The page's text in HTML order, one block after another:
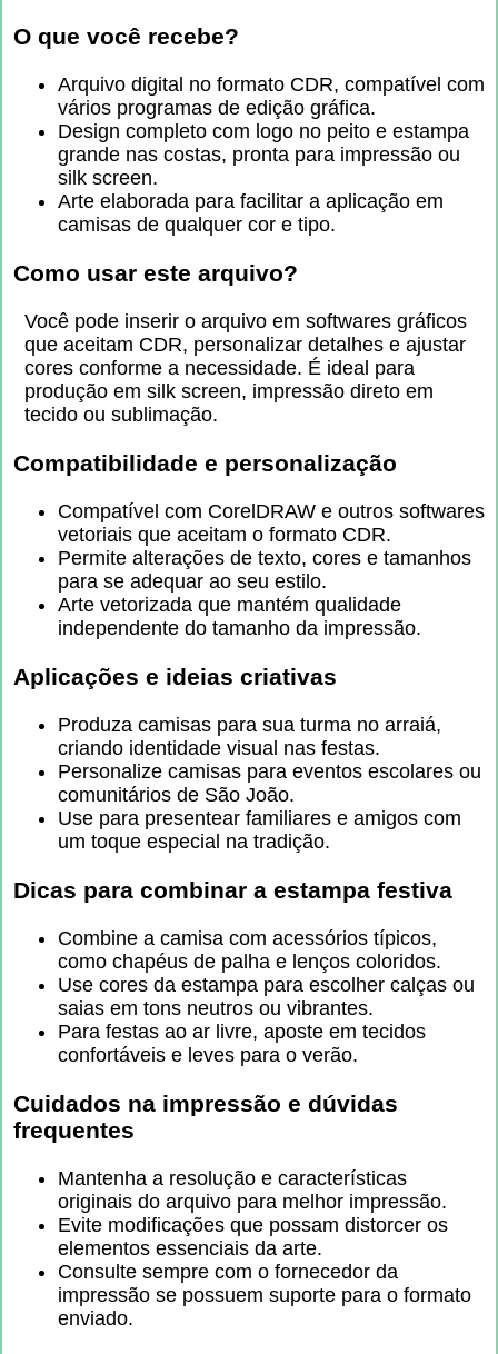
O que você recebe?
Arquivo digital no formato CDR, compatível com
vários programas de edição gráfica.
Design completo com logo no peito e estampa
grande nas costas, pronta para impressão ou
silk screen.
Arte elaborada para facilitar a aplicação em
camisas de qualquer cor e tipo.
Como usar este arquivo?
Você pode inserir o arquivo em softwares gráficos
que aceitam CDR, personalizar detalhes e ajustar
cores conforme a necessidade. É ideal para
produção em silk screen, impressão direto em
tecido ou sublimação.
Compatibilidade e personalização
Compatível com CorelDRAW e outros softwares
vetoriais que aceitam o formato CDR.
Permite alterações de texto, cores e tamanhos
para se adequar ao seu estilo.
Arte vetorizada que mantém qualidade
independente do tamanho da impressão.
Aplicações e ideias criativas
Produza camisas para sua turma no arraiá,
criando identidade visual nas festas.
Personalize camisas para eventos escolares ou
comunitários de São João.
Use para presentear familiares e amigos com
um toque especial na tradição.
Dicas para combinar a estampa festiva
Combine a camisa com acessórios típicos,
como chapéus de palha e lenços coloridos.
Use cores da estampa para escolher calças ou
saias em tons neutros ou vibrantes.
Para festas ao ar livre, aposte em tecidos
confortáveis e leves para o verão.
Cuidados na impressão e dúvidas
frequentes
Mantenha a resolução e características
originais do arquivo para melhor impressão.
Evite modificações que possam distorcer os
elementos essenciais da arte.
Consulte sempre com o fornecedor da
impressão se possuem suporte para o formato
enviado.